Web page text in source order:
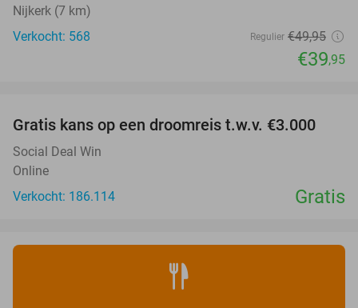
Nijkerk (7 km)
Verkocht: 568
Regulier €49,95
€39,95
Gratis kans op een droomreis t.w.v. €3.000
Social Deal Win
Online
Verkocht: 186.114
Gratis